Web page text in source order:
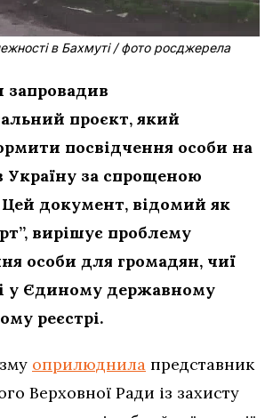
в Бахмуті / фото росджерела
запровадив
проєкт, який
посвідчення особи на
Україну за спрощеною
документ, відомий як
вирішує проблему
особи для громадян, чиї
у Єдиному державному
реєстрі.
оприлюднила представник
Верховної Ради із захисту